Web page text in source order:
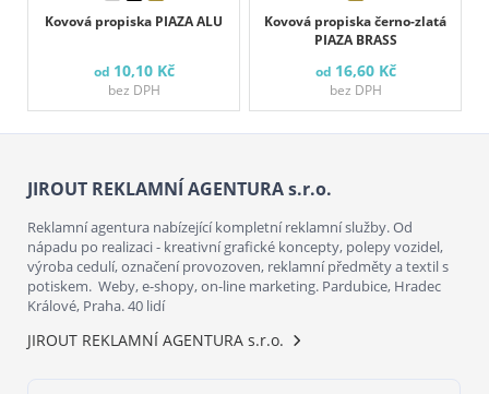
Kovová propiska PIAZA ALU
od 10,10 Kč
bez DPH
Kovová propiska černo-zlatá
PIAZA BRASS
od 16,60 Kč
bez DPH
JIROUT REKLAMNÍ AGENTURA s.r.o.
Reklamní agentura nabízející kompletní reklamní služby. Od
nápadu po realizaci - kreativní grafické koncepty, polepy vozidel,
výroba cedulí, označení provozoven, reklamní předměty a textil s
potiskem. Weby, e-shopy, on-line marketing. Pardubice, Hradec
Králové, Praha. 40 lidí
JIROUT REKLAMNÍ AGENTURA s.r.o.